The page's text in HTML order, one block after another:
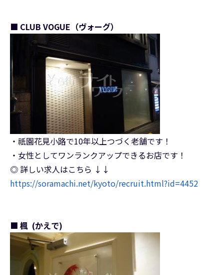
■ CLUB VOGUE（ヴォーグ）
・祇園花見小路で10年以上つづく老舗です！
・女性としてワンランクアップできるお店です！
◎ 詳しい求人はこちら ↓↓
https://soramachi.net/kyoto/recruit.html?id=4452
■ 楓 (かえで)